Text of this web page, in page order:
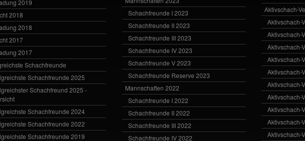
2019
2018
2018
2017
2017
Schachfreunde
Schachfreunde 2025
Schachfreund 2025 -
Schachfreunde 2024
Schachfreunde 2022
Schachfreunde 2019
Schachfreunde I 2023
Schachfreunde II 2023
Schachfreunde III 2023
Schachfreunde IV 2023
Schachfreunde V 2023
Schachfreunde Reserve 2023
Mannschaften 2022
Schachfreunde I 2022
Schachfreunde II 2022
Schachfreunde III 2022
Schachfreunde IV 2022
Aktivschach-
Aktivschach-
Aktivschach-
Aktivschach-
Aktivschach-
Aktivschach-
Aktivschach-
Aktivschach-
Aktivschach-
Aktivschach-
Aktivschach-